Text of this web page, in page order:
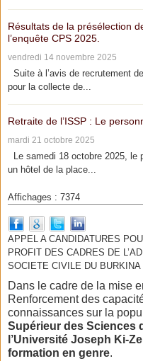
Résultats de la présélection
l’enquête CPS 2025.
vendredi 14 novembre 2025
Suite à l’avis de recrutement
pour la collecte de...
Retraite de l’ISSP : Le
mardi 21 octobre 2025
Le samedi 18 octobre 2025, le
un hôtel de la place...
Affichages : 7374
APPEL A CANDIDATURES
PROFIT DES CADRES DE
SOCIETE CIVILE DU BURKINA
Dans le cadre de la mise
Renforcement des
connaissances sur la
Supérieur des Sciences
l’Université Joseph Ki-
formation en genre.